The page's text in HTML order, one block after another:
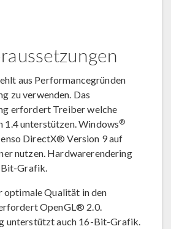
aus Performancegründen
zu verwenden. Das
erfordert Treiber welche
1.4 unterstützen. Windows®
DirectX® Version 9 auf
nutzen. Hardwarerendering
Grafik.
optimale Qualität in den
OpenGL® 2.0.
unterstützt auch 16-Bit-Grafik.